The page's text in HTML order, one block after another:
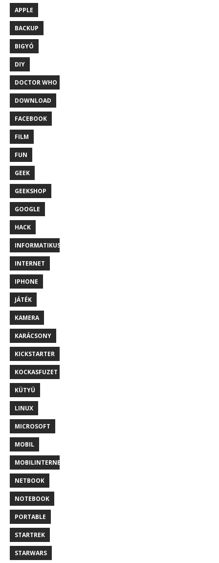
APPLE
BACKUP
BIGYÓ
DIY
DOCTOR WHO
DOWNLOAD
FACEBOOK
FILM
FUN
GEEK
GEEKSHOP
GOOGLE
HACK
INFORMATIKUS
INTERNET
IPHONE
JÁTÉK
KAMERA
KARÁCSONY
KICKSTARTER
KOCKASFUZET
KÜTYÜ
LINUX
MICROSOFT
MOBIL
MOBILINTERNET
NETBOOK
NOTEBOOK
PORTABLE
STARTREK
STARWARS